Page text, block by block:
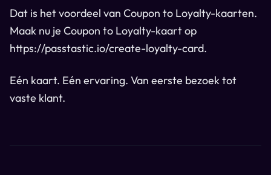
Dat is het voordeel van Coupon to Loyalty-kaarten.
Maak nu je Coupon to Loyalty-kaart op
https://passtastic.io/create-loyalty-card.
Eén kaart. Eén ervaring. Van eerste bezoek tot
vaste klant.